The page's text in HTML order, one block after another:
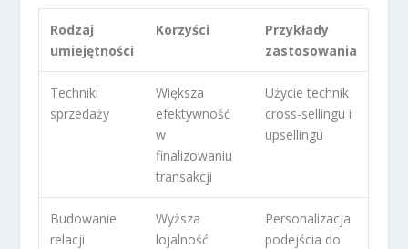
Rodzaj
umiejętności
Korzyści
Przykłady
zastosowania
Techniki
sprzedaży
Większa
efektywność
w
finalizowaniu
transakcji
Użycie technik
cross-sellingu i
upsellingu
Budowanie
relacji
Wyższa
lojalność
Personalizacja
podejścia do